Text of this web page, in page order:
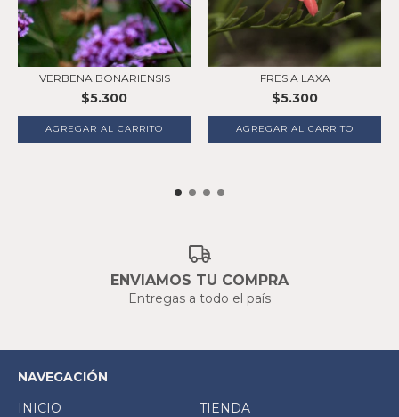
VERBENA BONARIENSIS
$5.300
FRESIA LAXA
$5.300
ENVIAMOS TU COMPRA
Entregas a todo el país
NAVEGACIÓN
INICIO
TIENDA